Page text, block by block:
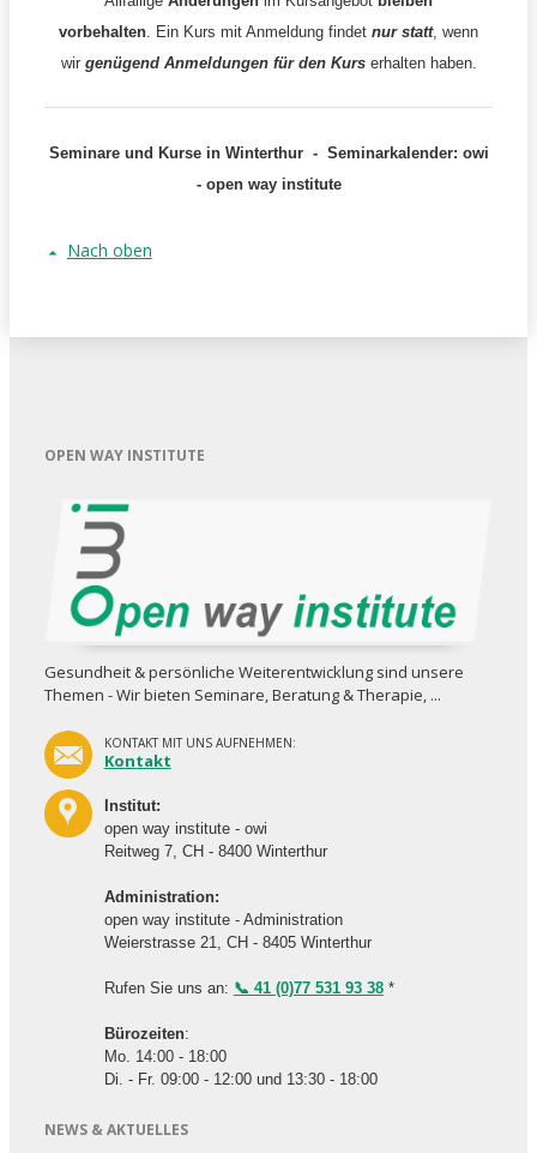
vorbehalten. Ein Kurs mit Anmeldung findet nur statt, wenn
wir genügend Anmeldungenfür den Kurs erhalten haben.
Seminare und Kurse in Winterthur - Seminarkalender: owi
- open way institute
Nach oben
OPEN WAY INSTITUTE
Gesundheit & persönliche Weiterent­wicklung sind unsere
Themen - Wir bieten Seminare, Beratung & Therapie, ...
KONTAKT MIT UNS AUFNEHMEN:
Kontakt
Institut:
open way institute - owi
Reitweg 7, CH - 8400 Winterthur
Administration:
open way institute - Administration
Weierstrasse 21, CH - 8405 Winterthur
Rufen Sie uns an: 📞 41 (0)77 531 93 38*
Bürozeiten:
Mo. 14:00 - 18:00
Di. - Fr. 09:00 - 12:00 und 13:30 - 18:00
NEWS & AKTUELLES